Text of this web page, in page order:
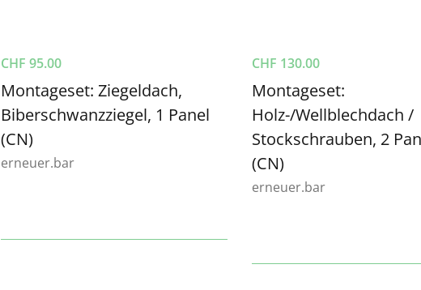
CHF 95.00
Montageset: Ziegeldach,
Biberschwanzziegel, 1 Panel
(CN)
erneuer.bar
CHF 130.00
Montageset:
Holz-/Wellblechdach /
Stockschrauben, 2
(CN)
erneuer.bar